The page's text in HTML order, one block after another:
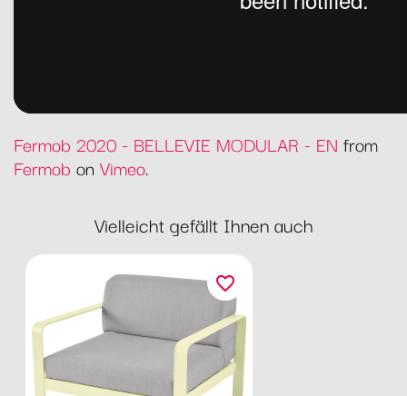
Fermob 2020 - BELLEVIE MODULAR - EN from
Fermob on Vimeo.
Vielleicht gefällt Ihnen auch
favorite_border